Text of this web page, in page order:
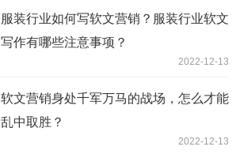
服装行业如何写软文营销？服装行业软文
写作有哪些注意事项？
2022-12-13
软文营销身处千军万马的战场，怎么才能
乱中取胜？
2022-12-13